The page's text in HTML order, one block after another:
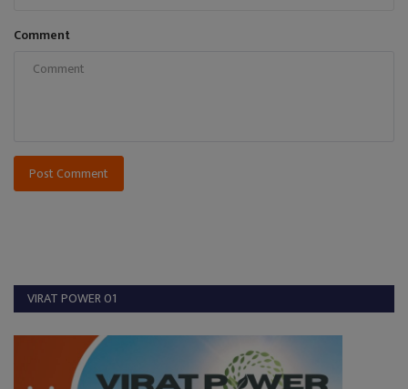
Comment
Post Comment
VIRAT POWER 01